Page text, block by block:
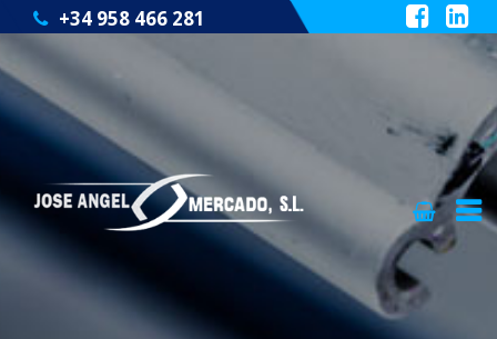
+34 958 466 281
Ir
a
navegación
Ir
al
contenido
QUIÉNES SOMOS